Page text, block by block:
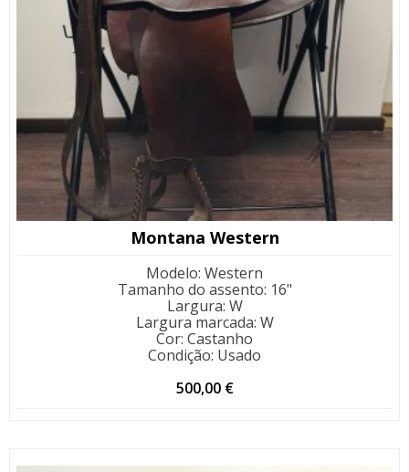
Montana Western
Modelo: Western
Tamanho do assento: 16"
Largura: W
Largura marcada: W
Cor: Castanho
Condição: Usado
500,00 €